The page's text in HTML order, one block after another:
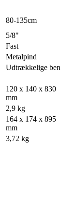
80-135cm
5/8"
Fast
Metalpind
Udtrækkelige ben
120 x 140 x 830
mm
2,9 kg
164 x 174 x 895
mm
3,72 kg